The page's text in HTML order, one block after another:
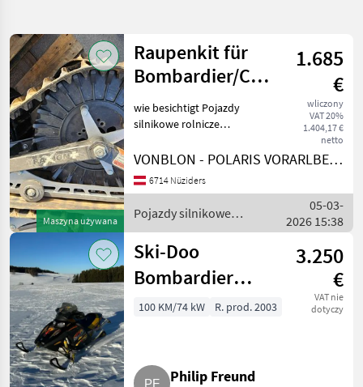
Kategoria 4 Kraj Filtry
AKTUALNA
ŚCIEŻKA
technika
rolnicza
Pojazdy
Silnikowe
Rolnicze
Atv Utv
Bombardier
WYBIERZ
KATEGORIĘ
Bombardier
Can-am
Zresetuj
Pokaż 2
wyników
Maszyna używana
Raupenkit für
Bombardier/CanAm
ATV
1.685
€
wliczony
VAT 20%
1.404,17 €
netto
wie besichtigt Pojazdy
silnikowe rolnicze
VONBLON - POLARIS VORARLBERG
6714 Nüziders
Pojazdy silnikowe
rolnicze / Bombardier
05-03-
2026 15:38
Ski-Doo
Bombardier
MXZ600
3.250
€
VAT nie
dotyczy
100 KM/74 kW R. prod. 2003
Philip Freund